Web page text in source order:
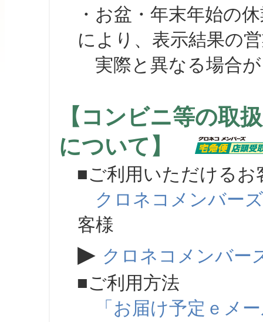
・お盆・年末年始の
により、表示結果の
実際と異なる場合が
【コンビニ等の取
について】
■ご利用いただけるお
クロネコメンバーズ
客様
▶ クロネコメンバー
■ご利用方法
「お届け予定ｅメ